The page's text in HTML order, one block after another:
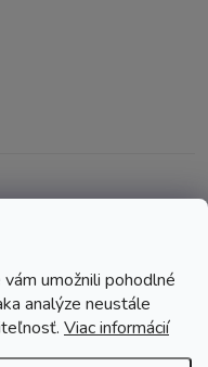
umožnili pohodlné
analýze neustále
Viac informácií